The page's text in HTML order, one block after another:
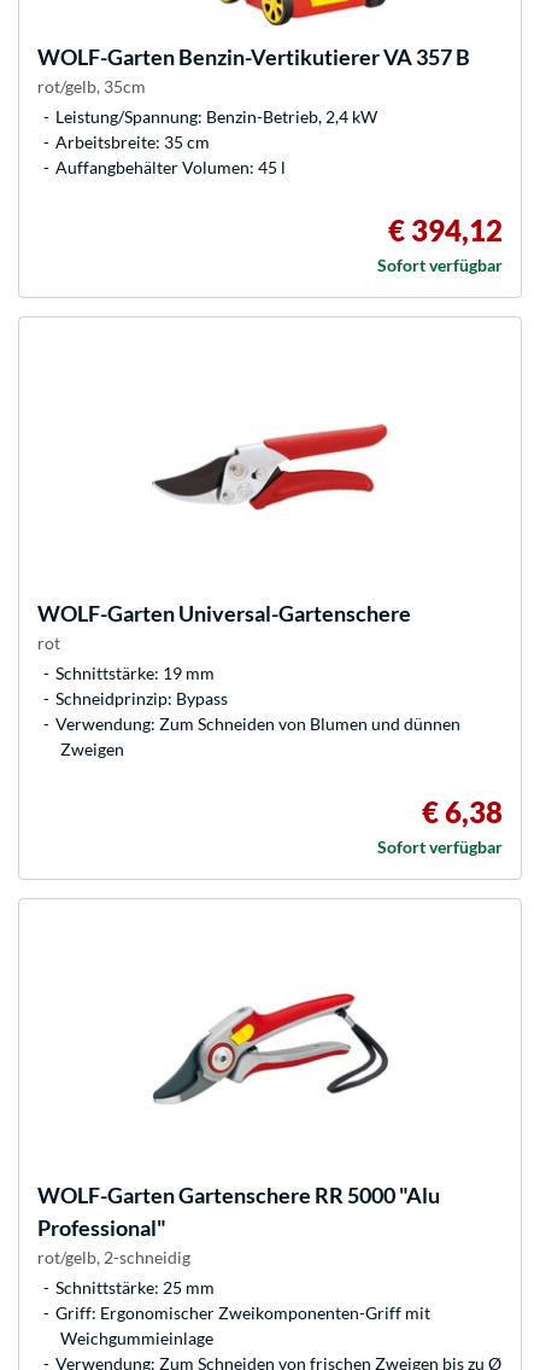
WOLF-GartenBenzin-Vertikutierer VA 357 B
rot/gelb, 35cm
Leistung/Spannung: Benzin-Betrieb, 2,4 kW
Arbeitsbreite: 35 cm
Auffangbehälter Volumen: 45 l
€ 394,12
Sofort verfügbar
WOLF-GartenUniversal-Gartenschere
rot
Schnittstärke: 19 mm
Schneidprinzip: Bypass
Verwendung: Zum Schneiden von Blumen und dünnen
Zweigen
€ 6,38
Sofort verfügbar
WOLF-GartenGartenschere RR 5000 "Alu
Professional"
rot/gelb, 2-schneidig
Schnittstärke: 25 mm
Griff: Ergonomischer Zweikomponenten-Griff mit
Weichgummieinlage
Verwendung: Zum Schneiden von frischen Zweigen bis zu Ø